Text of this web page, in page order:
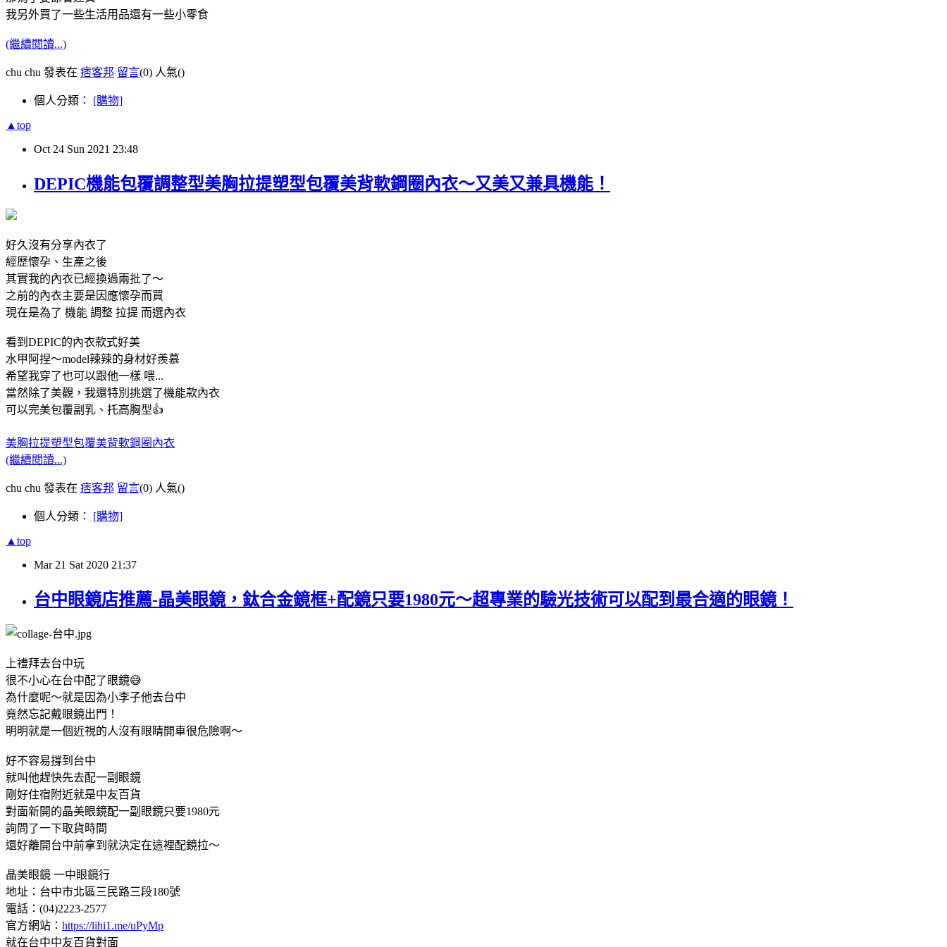
我另外買了一些生活用品還有一些小零食
(繼續閱讀...)
chu chu 發表在 痞客邦 留言(0) 人氣()
個人分類： [購物]
▲top
Oct 24 Sun 2021 23:48
DEPIC機能包覆調整型美胸拉提塑型包覆美背軟鋼圈內衣～又美又兼具機能！
好久沒有分享內衣了
經歷懷孕、生產之後
其實我的內衣已經換過兩批了～
之前的內衣主要是因應懷孕而買
現在是為了 機能 調整 拉提 而選內衣
看到DEPIC的內衣款式好美
水甲阿捏～model辣辣的身材好羨慕
希望我穿了也可以跟他一樣 喂...
當然除了美觀，我還特別挑選了機能款內衣
可以完美包覆副乳、托高胸型👍
美胸拉提塑型包覆美背軟鋼圈內衣
(繼續閱讀...)
chu chu 發表在 痞客邦 留言(0) 人氣()
個人分類： [購物]
▲top
Mar 21 Sat 2020 21:37
台中眼鏡店推薦-晶美眼鏡，鈦合金鏡框+配鏡只要1980元～超專業的驗光技術可以配到最合適的眼鏡！
上禮拜去台中玩
很不小心在台中配了眼鏡😅
為什麼呢～就是因為小李子他去台中
竟然忘記戴眼鏡出門！
明明就是一個近視的人沒有眼睛開車很危險啊～
好不容易撐到台中
就叫他趕快先去配一副眼鏡
剛好住宿附近就是中友百貨
對面新開的晶美眼鏡配一副眼鏡只要1980元
詢問了一下取貨時間
還好離開台中前拿到就決定在這裡配鏡拉～
晶美眼鏡 一中眼鏡行
地址：台中市北區三民路三段180號
電話：(04)2223-2577
官方網站： https://lihi1.me/uPyMp
就在台中中友百貨對面